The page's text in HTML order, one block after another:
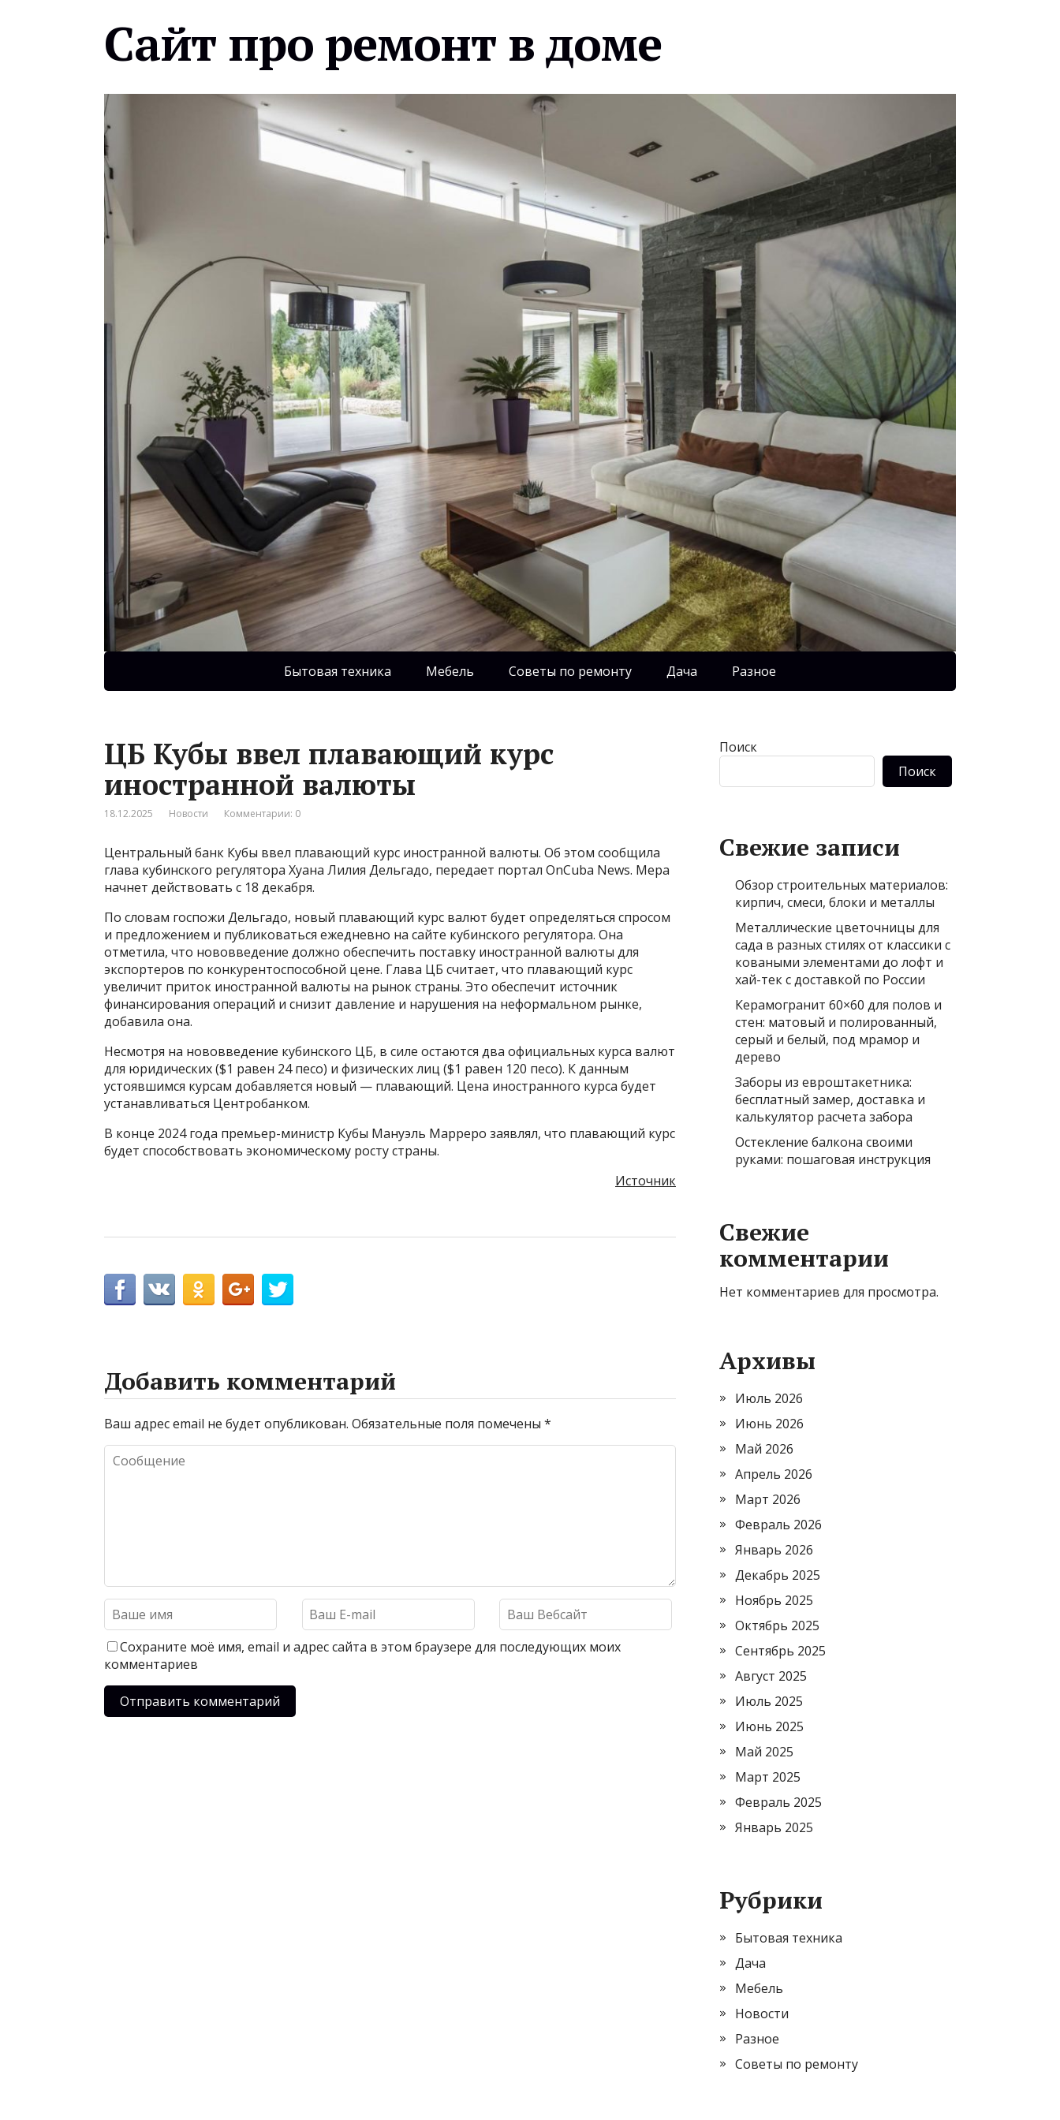
Сайт про ремонт в доме
Бытовая техника Мебель Советы по ремонту Дача Разное
ЦБ Кубы ввел плавающий курс
иностранной валюты
18.12.2025 Новости Комментарии: 0
Центральный банк Кубы ввел плавающий курс иностранной валюты. Об этом сообщила
глава кубинского регулятора Хуана Лилия Дельгадо, передает портал OnCuba News. Мера
начнет действовать с 18 декабря.
По словам госпожи Дельгадо, новый плавающий курс валют будет определяться спросом
и предложением и публиковаться ежедневно на сайте кубинского регулятора. Она
отметила, что нововведение должно обеспечить поставку иностранной валюты для
экспортеров по конкурентоспособной цене. Глава ЦБ считает, что плавающий курс
увеличит приток иностранной валюты на рынок страны. Это обеспечит источник
финансирования операций и снизит давление и нарушения на неформальном рынке,
добавила она.
Несмотря на нововведение кубинского ЦБ, в силе остаются два официальных курса валют
для юридических ($1 равен 24 песо) и физических лиц ($1 равен 120 песо). К данным
устоявшимся курсам добавляется новый — плавающий. Цена иностранного курса будет
устанавливаться Центробанком.
В конце 2024 года премьер-министр Кубы Мануэль Марреро заявлял, что плавающий курс
будет способствовать экономическому росту страны.
Источник
Добавить комментарий
Ваш адрес email не будет опубликован. Обязательные поля помечены *
Сохраните моё имя, email и адрес сайта в этом браузере для последующих моих
комментариев
Поиск
Поиск
Свежие записи
Обзор строительных материалов:
кирпич, смеси, блоки и металлы
Металлические цветочницы для
сада в разных стилях от классики с
коваными элементами до лофт и
хай-тек с доставкой по России
Керамогранит 60×60 для полов и
стен: матовый и полированный,
серый и белый, под мрамор и
дерево
Заборы из евроштакетника:
бесплатный замер, доставка и
калькулятор расчета забора
Остекление балкона своими
руками: пошаговая инструкция
Свежие
комментарии
Нет комментариев для просмотра.
Архивы
Июль 2026
Июнь 2026
Май 2026
Апрель 2026
Март 2026
Февраль 2026
Январь 2026
Декабрь 2025
Ноябрь 2025
Октябрь 2025
Сентябрь 2025
Август 2025
Июль 2025
Июнь 2025
Май 2025
Март 2025
Февраль 2025
Январь 2025
Рубрики
Бытовая техника
Дача
Мебель
Новости
Разное
Советы по ремонту